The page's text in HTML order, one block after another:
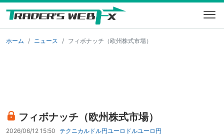
ホーム ニュース フィボナッチ（欧州株式市場）
フィボナッチ（欧州株式市場）
2026/06/12 15:50 テクニカル ドル円ユーロドルユーロ円